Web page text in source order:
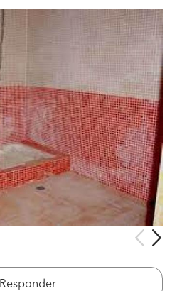
Responder